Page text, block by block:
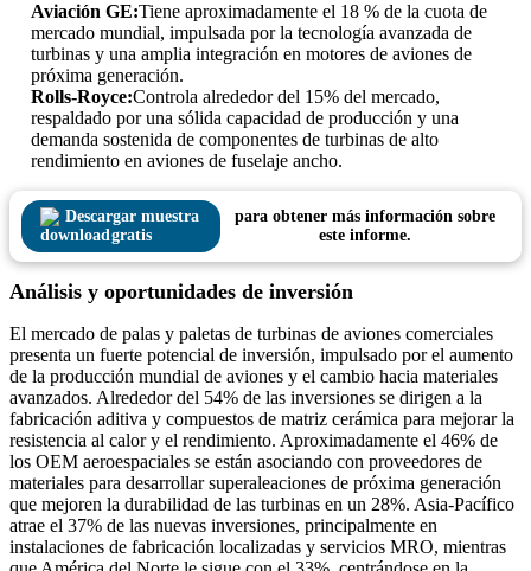
Aviación GE:Tiene aproximadamente el 18 % de la cuota de
mercado mundial, impulsada por la tecnología avanzada de
turbinas y una amplia integración en motores de aviones de
próxima generación.
Rolls-Royce:Controla alrededor del 15% del mercado,
respaldado por una sólida capacidad de producción y una
demanda sostenida de componentes de turbinas de alto
rendimiento en aviones de fuselaje ancho.
Descargar muestra
gratis
para obtener más información sobre
este informe.
Análisis y oportunidades de inversión
El mercado de palas y paletas de turbinas de aviones comerciales
presenta un fuerte potencial de inversión, impulsado por el aumento
de la producción mundial de aviones y el cambio hacia materiales
avanzados. Alrededor del 54% de las inversiones se dirigen a la
fabricación aditiva y compuestos de matriz cerámica para mejorar la
resistencia al calor y el rendimiento. Aproximadamente el 46% de
los OEM aeroespaciales se están asociando con proveedores de
materiales para desarrollar superaleaciones de próxima generación
que mejoren la durabilidad de las turbinas en un 28%. Asia-Pacífico
atrae el 37% de las nuevas inversiones, principalmente en
instalaciones de fabricación localizadas y servicios MRO, mientras